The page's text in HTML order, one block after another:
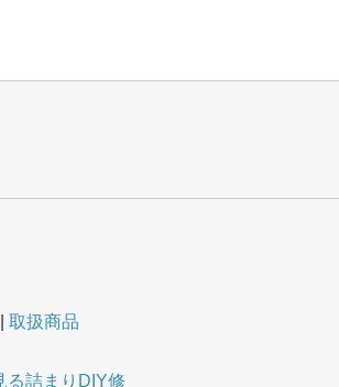
取扱商品
る詰まりDIY修